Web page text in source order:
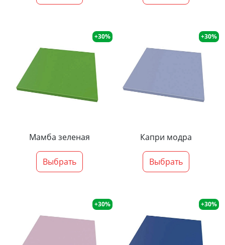
+30%
Мамба зеленая
Выбрать
+30%
Капри модра
Выбрать
+30% +30%